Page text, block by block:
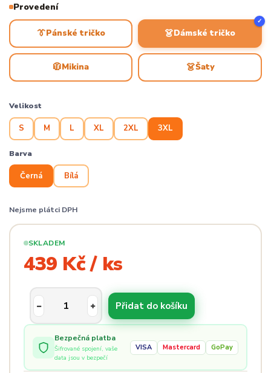
Provedení
👔Pánské tričko 👗Dámské tričko
✓
🧥Mikina 👗Šaty
Velikost
S M L XL 2XL 3XL
Barva
Černá Bílá
Nejsme plátci DPH
SKLADEM
439 Kč / ks
Přidat do košíku
Bezpečná platba
Šifrované spojení, vaše
data jsou v bezpečí
VISA Mastercard GoPay